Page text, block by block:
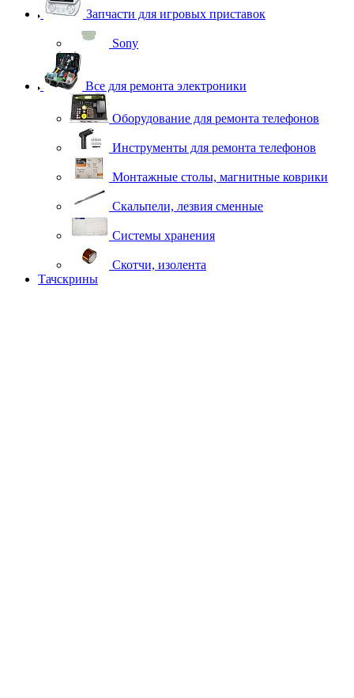
Запчасти для игровых приставок
Sony
Все для ремонта электроники
Оборудование для ремонта телефонов
Инструменты для ремонта телефонов
Монтажные столы, магнитные коврики
Скальпели, лезвия сменные
Системы хранения
Скотчи, изолента
Тачскрины